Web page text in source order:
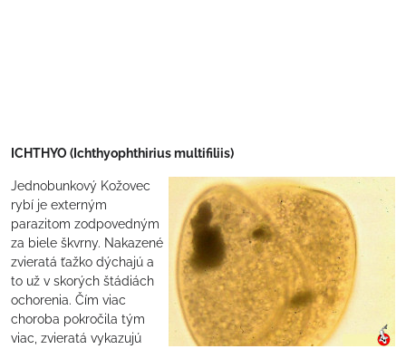
ICHTHYO (Ichthyophthirius multifiliis)
Jednobunkový Kožovec
rybí je externým
parazitom zodpovedným
za biele škvrny. Nakazené
zvieratá ťažko dýchajú a
to už v skorých štádiách
ochorenia. Čím viac
choroba pokročila tým
viac, zvieratá vykazujú